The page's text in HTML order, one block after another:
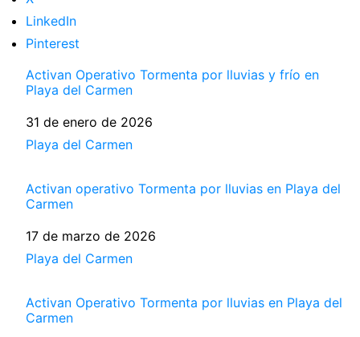
LinkedIn
Pinterest
Activan Operativo Tormenta por lluvias y frío en
Playa del Carmen
Fecha
31 de enero de 2026
Respecto a
Playa del Carmen
Activan operativo Tormenta por lluvias en Playa del
Carmen
Fecha
17 de marzo de 2026
Respecto a
Playa del Carmen
Activan Operativo Tormenta por lluvias en Playa del
Carmen